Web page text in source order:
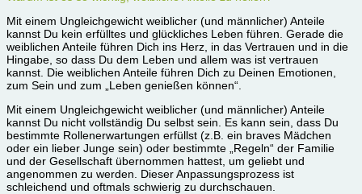
Mit einem Ungleichgewicht weiblicher (und männlicher) Anteile
kannst Du kein erfülltes und glückliches Leben führen. Gerade die
weiblichen Anteile führen Dich ins Herz, in das Vertrauen und in die
Hingabe, so dass Du dem Leben und allem was ist vertrauen
kannst. Die weiblichen Anteile führen Dich zu Deinen Emotionen,
zum Sein und zum „Leben genießen können“.
Mit einem Ungleichgewicht weiblicher (und männlicher) Anteile
kannst Du nicht vollständig Du selbst sein. Es kann sein, dass Du
bestimmte Rollenerwartungen erfüllst (z.B. ein braves Mädchen
oder ein lieber Junge sein) oder bestimmte „Regeln“ der Familie
und der Gesellschaft übernommen hattest, um geliebt und
angenommen zu werden. Dieser Anpassungsprozess ist
schleichend und oftmals schwierig zu durchschauen.